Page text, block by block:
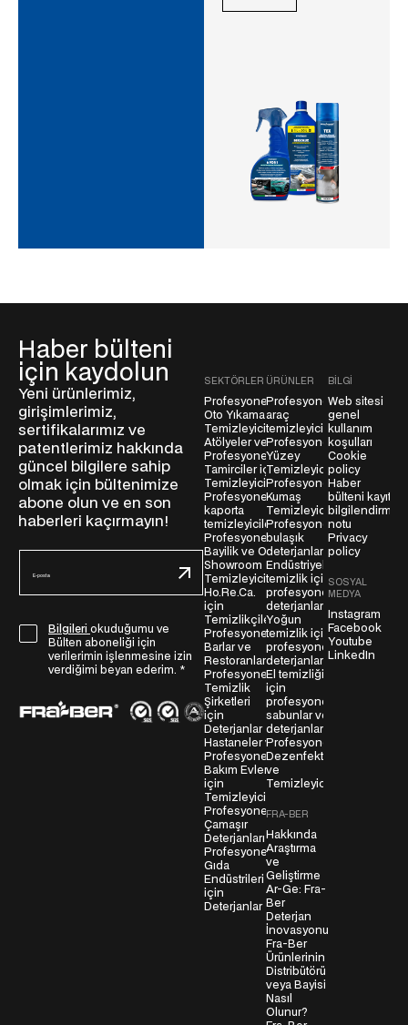
Haber bülteni
için kaydolun
Yeni ürünlerimiz,
girişimlerimiz,
sertifikalarımız ve
patentlerimiz hakkında
güncel bilgilere sahip
olmak için bültenimize
abone olun ve en son
haberleri kaçırmayın!
p
S
Bilgileri okuduğumu ve
Bülten aboneliği için
verilerimin işlenmesine izin
verdiğimi beyan ederim. *
SEKTÖRLER
Profesyonel
Oto Yıkama
Temizleyicileri
Atölyeler ve
Profesyonel
Tamirciler için
Temizleyiciler
Profesyonel
kaporta
temizleyicileri
Profesyonel
Bayilik ve Oto
Showroom
Temizleyicileri
Ho.Re.Ca.
için
Temizlikçiler
Profesyonel
Barlar ve
Restoranlar
Profesyonel
Temizlik
Şirketleri
için
Deterjanlar
Hastaneler ve
Profesyonel
Bakım Evleri
için
Temizleyiciler
Profesyonel
Çamaşır
Deterjanları
Profesyonel
Gıda
Endüstrileri
için
Deterjanlar
ÜRÜNLER
Profesyonel
araç
temizleyicileri
Profesyonel
Yüzey
Temizleyiciler
Profesyonel
Kumaş
Temizleyiciler
Profesyonel
bulaşık
deterjanları
Endüstriyel
temizlik için
profesyonel
deterjanlar
Yoğun
temizlik için
profesyonel
deterjanlar
El temizliği
için
profesyonel
sabunlar ve
deterjanlar
Profesyonel
Dezenfektanlar
ve
Temizleyiciler
FRA-BER
Hakkında
Araştırma
ve
Geliştirme
Ar-Ge: Fra-
Ber
Deterjan
İnovasyonu
Fra-Ber
Ürünlerinin
Distribütörü
veya Bayisi
Nasıl
Olunur?
BILGI
Web sitesi
genel
kullanım
koşulları
Cookie
policy
Haber
bülteni kayıt
bilgilendirme
notu
Privacy
policy
SOSYAL
MEDYA
Instagram
Facebook
Youtube
LinkedIn